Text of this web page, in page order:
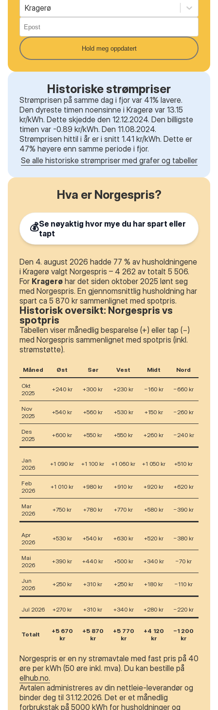
Kragerø
Hold meg oppdatert
Historiske strømpriser
Strømprisen på samme dag i fjor var 41% lavere.
Den dyreste timen noensinne i Kragerø var 13.15
kr/kWh. Dette skjedde den 12.12.2024. Den billigste
timen var -0.89 kr/kWh. Den 11.08.2024.
Strømprisen hittil i år er i snitt 1.41 kr/kWh. Dette er
47% høyere enn samme periode i fjor.
Se alle historiske strømpriser med grafer og tabeller
Hva er Norgespris?
💰Se nøyaktig hvor mye du har spart eller
tapt
Den 4. august 2026 hadde 77 % av husholdningene
i Kragerø valgt Norgespris – 4 262 av totalt 5 506.
For Kragerø har det siden oktober 2025 lønt seg
med Norgespris. En gjennomsnittlig husholdning har
spart ca 5 870 kr sammenlignet med spotpris.
Historisk oversikt: Norgespris vs
spotpris
Tabellen viser månedlig besparelse (+) eller tap (−)
med Norgespris sammenlignet med spotpris (inkl.
strømstøtte).
Måned Øst Sør Vest Midt Nord
Okt
2025
+240 kr +300 kr +230 kr −160 kr −660 kr
Nov
2025
+540 kr +560 kr +530 kr +150 kr −260 kr
Des
2025
+600 kr +550 kr +550 kr +260 kr −240 kr
Jan
2026
+1 090 kr +1 100 kr +1 060 kr +1 050 kr +510 kr
Feb
2026
+1 010 kr +980 kr +910 kr +920 kr +620 kr
Mar
2026
+750 kr +780 kr +770 kr +580 kr −390 kr
Apr
2026
+530 kr +540 kr +630 kr +520 kr −380 kr
Mai
2026
+390 kr +440 kr +500 kr +340 kr −70 kr
Jun
2026
+250 kr +310 kr +250 kr +180 kr −110 kr
Jul 2026 +270 kr +310 kr +340 kr +280 kr −220 kr
Totalt
+5 670
kr
+5 870
kr
+5 770
kr
+4 120
kr
−1 200
kr
Norgespris er en ny strømavtale med fast pris på 40
øre per kWh (50 øre inkl. mva). Du kan bestille på
elhub.no.
Avtalen administreres av din nettleie-leverandør og
binder deg til 31.12.2026. Det er et månedlig
forbrukstak på 5000 kWh for husholdninger og